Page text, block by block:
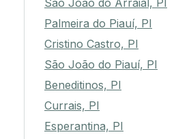
São João do Arraial, PI
Palmeira do Piauí, PI
Cristino Castro, PI
São João do Piauí, PI
Beneditinos, PI
Currais, PI
Esperantina, PI